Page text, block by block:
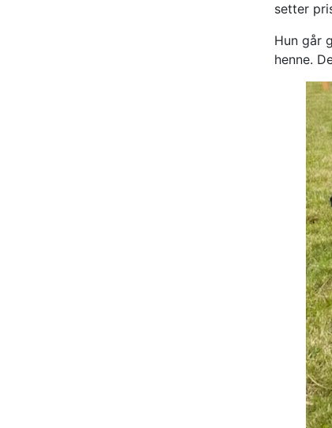
setter
Hun går
henne.